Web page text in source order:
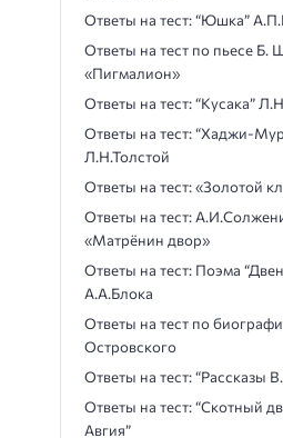
Ответы на тест: “Юшка”
Ответы на тест по пьесе Б.
«Пигмалион»
Ответы на тест: “Кусака”
Ответы на тест: “Хаджи-
Л.Н.Толстой
Ответы на тест: «Золотой
Ответы на тест:
«Матрёнин двор»
Ответы на тест: Поэма
А.А.Блока
Ответы на тест по
Островского
Ответы на тест: “Рассказы
Ответы на тест: “Скотный
Авгия”